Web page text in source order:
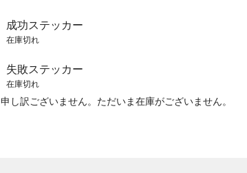
成功ステッカー
在庫切れ
失敗ステッカー
在庫切れ
申し訳ございません。ただいま在庫がございません。